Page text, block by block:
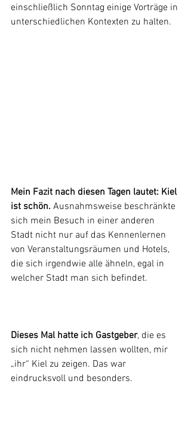
einschließlich Sonntag einige Vorträge in
unterschiedlichen Kontexten zu halten.
Mein Fazit nach diesen Tagen lautet: Kiel
ist schön. Ausnahmsweise beschränkte
sich mein Besuch in einer anderen
Stadt nicht nur auf das Kennenlernen
von Veranstaltungsräumen und Hotels,
die sich irgendwie alle ähneln, egal in
welcher Stadt man sich befindet.
Dieses Mal hatte ich Gastgeber, die es
sich nicht nehmen lassen wollten, mir
„ihr“ Kiel zu zeigen. Das war
eindrucksvoll und besonders.